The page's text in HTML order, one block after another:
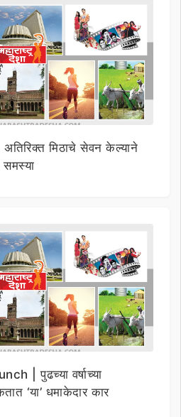
मिठाचे सेवन केल्याने
समस्या
| पुढच्या वर्षाच्या
‘या’ धमाकेदार कार